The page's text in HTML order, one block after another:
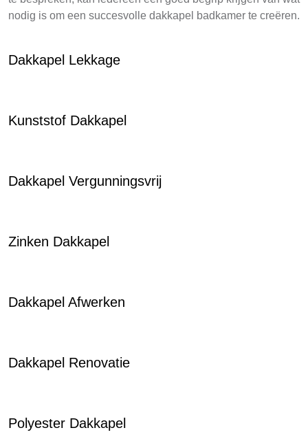
nodig is om een succesvolle dakkapel badkamer te creëren.
Dakkapel Lekkage
Kunststof Dakkapel
Dakkapel Vergunningsvrij
Zinken Dakkapel
Dakkapel Afwerken
Dakkapel Renovatie
Polyester Dakkapel